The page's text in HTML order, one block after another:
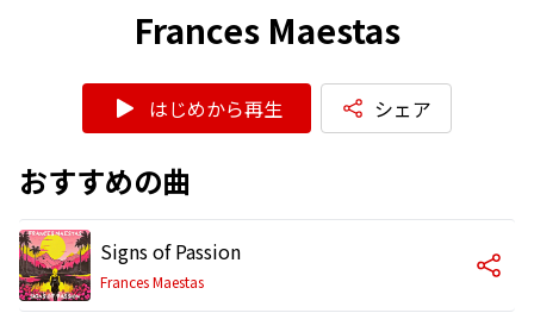
Frances Maestas
はじめから再生 シェア
おすすめの曲
Signs of Passion
Frances Maestas